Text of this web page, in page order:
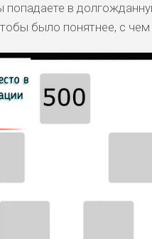
попадаете в
было понятнее, с чем